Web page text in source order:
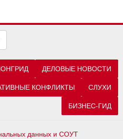
ДЕЛОВЫЕ НОВОСТИ
КОНФЛИКТЫ СЛУХИ
БИЗНЕС-ГИД
данных и СОУТ